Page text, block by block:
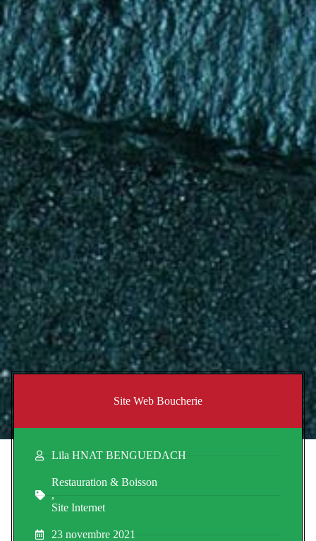
Site Web Boucherie
Lila HNAT BENGUEDACH
Restauration & Boisson
,
Site Internet
23 novembre 2021